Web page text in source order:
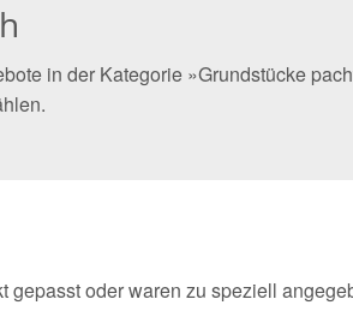
in der Kategorie »Grundstücke
oder waren zu speziell